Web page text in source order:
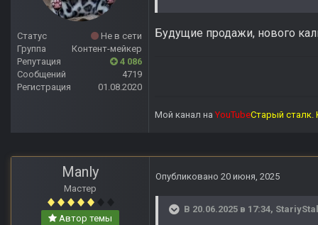
Статус
Не в сети
Группа
Контент-мейкер
Репутация
4 086
Сообщений
4719
Регистрация
01.08.2020
Будущие продажи, нового
Мой канал наYouTubeСтарый сталк.
Manly
Мастер
Автор темы
Опубликовано 20 июня, 2025
В 20.06.2025 в 17:34,